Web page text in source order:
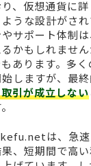
、仮想通貨に
うな設計がさ
サポート体制
かもしれませ
あります。多
しますが、最
引が成立しない
は、急速
、短期間で高